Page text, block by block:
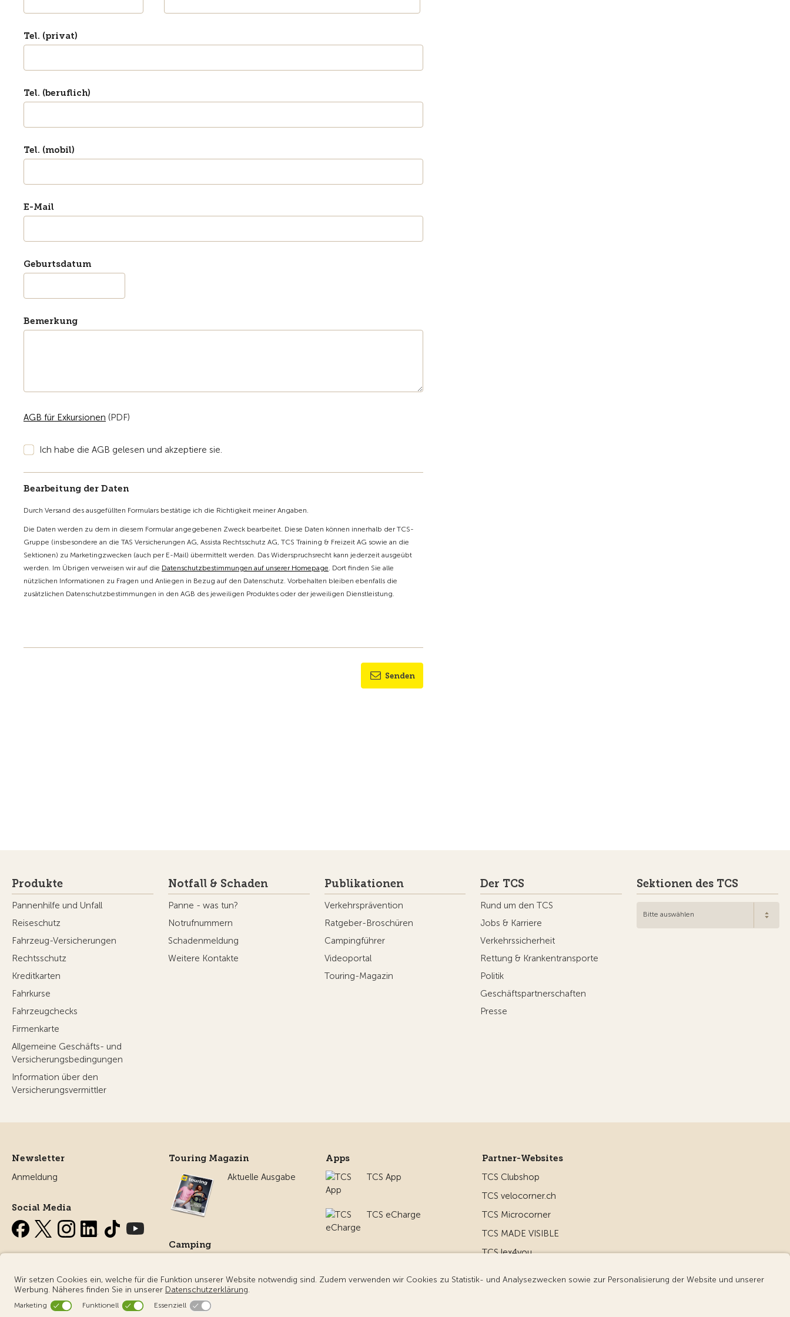
Tel. (privat)
Tel. (beruflich)
Tel. (mobil)
E-Mail
Geburtsdatum
Bemerkung
AGB für Exkursionen (PDF)
Ich habe die AGB gelesen und akzeptiere sie.
Bearbeitung der Daten
Durch Versand des ausgefüllten Formulars bestätige ich die Richtigkeit meiner Angaben.
Die Daten werden zu dem in diesem Formular angegebenen Zweck bearbeitet. Diese Daten können innerhalb der TCS-
Gruppe (insbesondere an die TAS Versicherungen AG, Assista Rechtsschutz AG, TCS Training & Freizeit AG sowie an die
Sektionen) zu Marketingzwecken (auch per E-Mail) übermittelt werden. Das Widerspruchsrecht kann jederzeit ausgeübt
werden. Im Übrigen verweisen wir auf die Datenschutzbestimmungen auf unserer Homepage. Dort finden Sie alle
nützlichen Informationen zu Fragen und Anliegen in Bezug auf den Datenschutz. Vorbehalten bleiben ebenfalls die
zusätzlichen Datenschutzbestimmungen in den AGB des jeweiligen Produktes oder der jeweiligen Dienstleistung.
Senden
Produkte
Pannenhilfe und Unfall
Reiseschutz
Fahrzeug-Versicherungen
Rechtsschutz
Kreditkarten
Fahrkurse
Fahrzeugchecks
Firmenkarte
Allgemeine Geschäfts- und
Versicherungsbedingungen
Information über den
Versicherungsvermittler
Notfall & Schaden
Panne - was tun?
Notrufnummern
Schadenmeldung
Weitere Kontakte
Publikationen
Verkehrsprävention
Ratgeber-Broschüren
Campingführer
Videoportal
Touring-Magazin
Der TCS
Rund um den TCS
Jobs & Karriere
Verkehrssicherheit
Rettung & Krankentransporte
Politik
Geschäftspartnerschaften
Presse
Sektionen des TCS
Bitte auswählen
Newsletter
Anmeldung
Social Media
Touring Magazin
Aktuelle Ausgabe
Camping
Camping
Apps
TCS App
TCS eCharge
Partner-Websites
TCS Clubshop
TCS velocorner.ch
TCS Microcorner
TCS MADE VISIBLE
TCS lex4you